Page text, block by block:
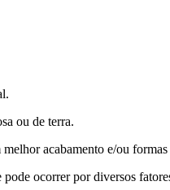
ou de terra.
acabamento e/ou formas
ocorrer por diversos